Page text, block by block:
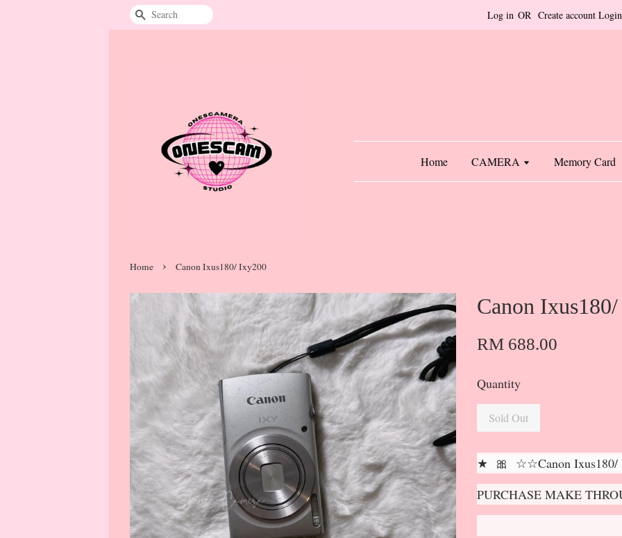
Search Log in OR Create account
Home CAMERA Memory Card
Home › Canon Ixus180/ Ixy200
Canon
RM 688.00
Quantity
Sold Out
★ 🎀 ☆☆Canon
PURCHASE MAKE